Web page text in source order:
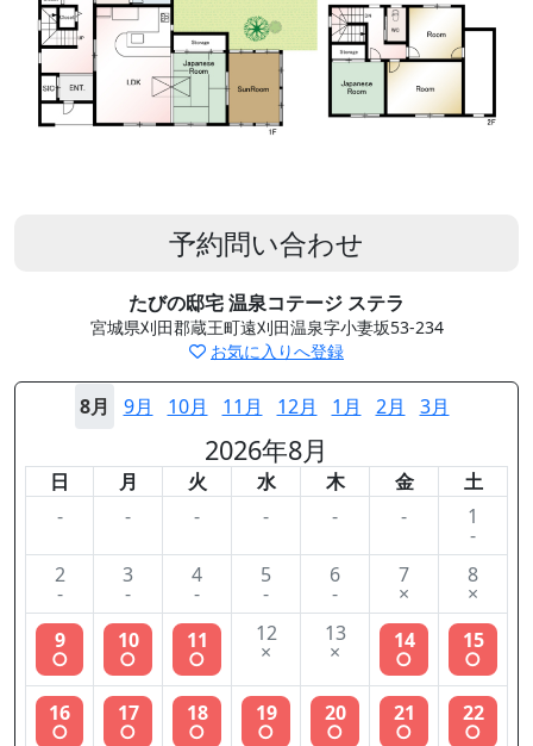
予約問い合わせ
たびの邸宅 温泉コテージ ステラ
宮城県刈田郡蔵王町遠刈田温泉字小妻坂53-234
お気に入りへ登録
8月 9月 10月 11月 12月 1月 2月 3月
2026年8月
日 月 火 水 木 金
土
-
- - - - - 1
-
2
-
3
-
4
-
5
-
6
-
7
×
8
×
9
○
10
○
11
○
12
×
13
× 14
○
15
○
16
○
17
○
18
○
19
○
20
○
21
○
22
○